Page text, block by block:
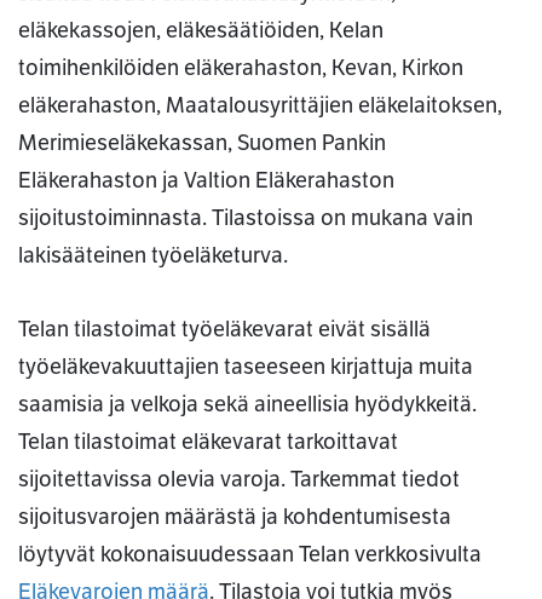
eläkekassojen, eläkesäätiöiden, Kelan
toimihenkilöiden eläkerahaston, Kevan, Kirkon
eläkerahaston, Maatalousyrittäjien eläkelaitoksen,
Merimieseläkekassan, Suomen Pankin
Eläkerahaston ja Valtion Eläkerahaston
sijoitustoiminnasta. Tilastoissa on mukana vain
lakisääteinen työeläketurva.
Telan tilastoimat työeläkevarat eivät sisällä
työeläkevakuuttajien taseeseen kirjattuja muita
saamisia ja velkoja sekä aineellisia hyödykkeitä.
Telan tilastoimat eläkevarat tarkoittavat
sijoitettavissa olevia varoja. Tarkemmat tiedot
sijoitusvarojen määrästä ja kohdentumisesta
löytyvät kokonaisuudessaan Telan verkkosivulta
Eläkevarojen määrä. Tilastoja voi tutkia myös